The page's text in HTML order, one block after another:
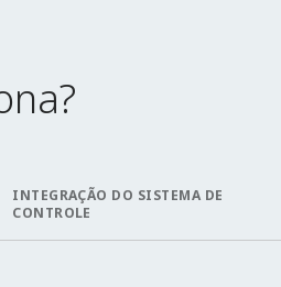
INTEGRAÇÃO DO SISTEMA DE
CONTROLE